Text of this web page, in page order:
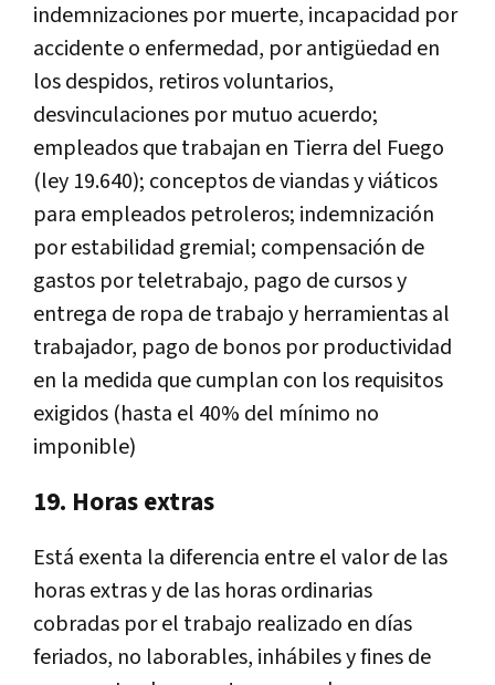
indemnizaciones por muerte, incapacidad por
accidente o enfermedad, por antigüedad en
los despidos, retiros voluntarios,
desvinculaciones por mutuo acuerdo;
empleados que trabajan en Tierra del Fuego
(ley 19.640); conceptos de viandas y viáticos
para empleados petroleros; indemnización
por estabilidad gremial; compensación de
gastos por teletrabajo, pago de cursos y
entrega de ropa de trabajo y herramientas al
trabajador, pago de bonos por productividad
en la medida que cumplan con los requisitos
exigidos (hasta el 40% del mínimo no
imponible)
19. Horas extras
Está exenta la diferencia entre el valor de las
horas extras y de las horas ordinarias
cobradas por el trabajo realizado en días
feriados, no laborables, inhábiles y fines de